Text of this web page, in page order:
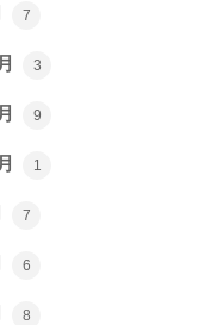
7
3
9
1
7
6
8